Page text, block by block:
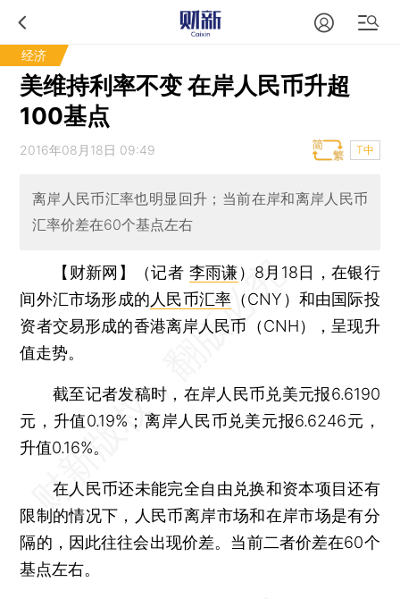
经济
美维持利率不变 在岸人民币升超
100基点
2016年08月18日 09:49 T中
离岸人民币汇率也明显回升；当前在岸和离岸人民币
汇率价差在60个基点左右
【财新网】（记者 李雨谦） 8月18日，在银行
间外汇市场形成的 人民币汇率 （CNY）和由国际投
资者交易形成的香港离岸人民币（CNH），呈现升
值走势。
截至记者发稿时，在岸人民币兑美元报6.6190
元，升值0.19%；离岸人民币兑美元报6.6246元，
升值0.16%。
在人民币还未能完全自由兑换和资本项目还有
限制的情况下，人民币离岸市场和在岸市场是有分
隔的，因此往往会出现价差。当前二者价差在60个
基点左右。